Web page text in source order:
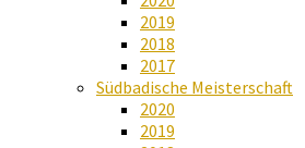
2019
2018
2017
Südbadische Meisterschaft
2020
2019